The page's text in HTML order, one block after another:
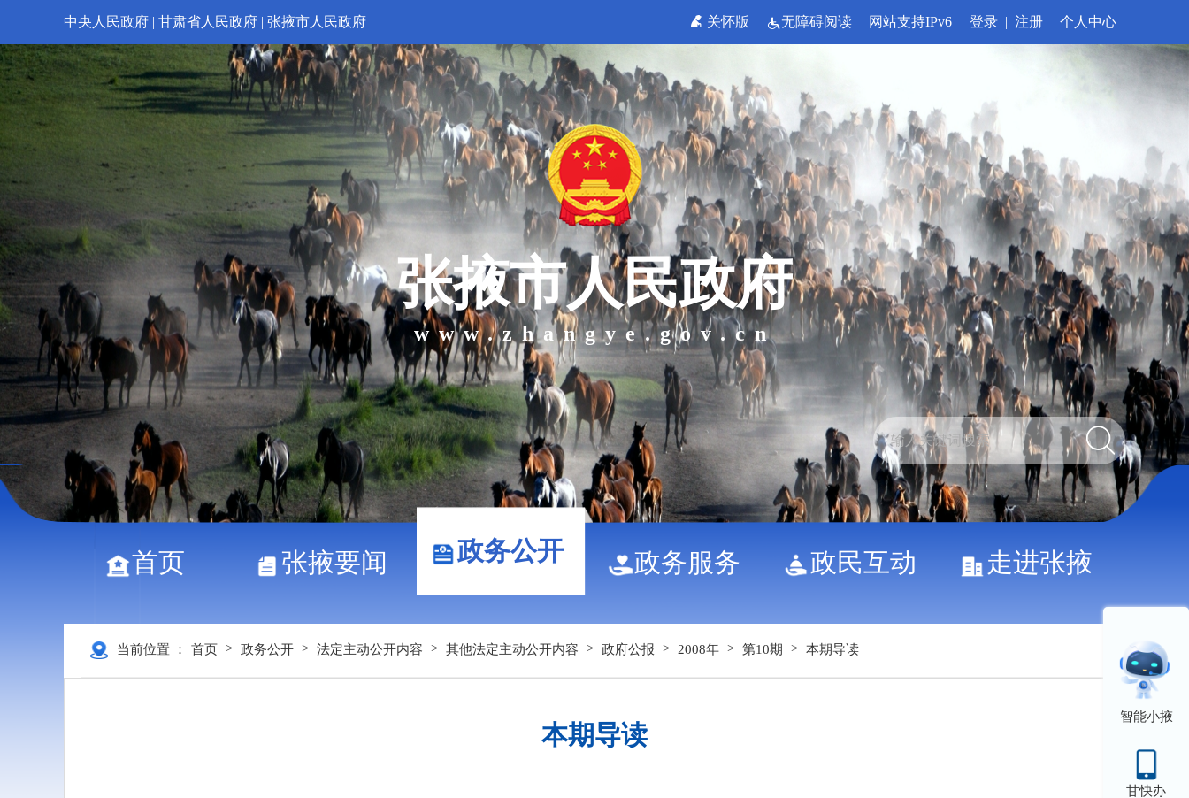
中央人民政府 | 甘肃省人民政府 | 张掖市人民政府 关怀版 无障碍阅读 网站支持IPv6 登录 | 注册 个人中心
张掖市人民政府
www.zhangye.gov.cn
首页 张掖要闻 政务公开 政务服务 政民互动 走进张掖
智能小掖
甘快办
当前位置 ： 首页 > 政务公开 > 法定主动公开内容 > 其他法定主动公开内容 > 政府公报 > 2008年 > 第10期 > 本期导读
本期导读